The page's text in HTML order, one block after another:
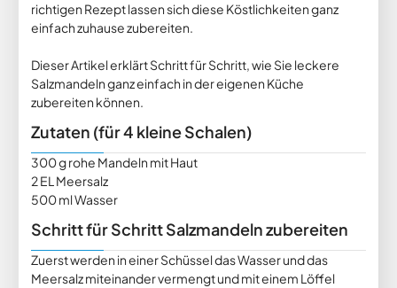
richtigen Rezept lassen sich diese Köstlichkeiten ganz
einfach zuhause zubereiten.
Dieser Artikel erklärt Schritt für Schritt, wie Sie leckere
Salzmandeln ganz einfach in der eigenen Küche
zubereiten können.
Zutaten (für 4 kleine Schalen)
300 g rohe Mandeln mit Haut
2 EL Meersalz
500 ml Wasser
Schritt für Schritt Salzmandeln zubereiten
Zuerst werden in einer Schüssel das Wasser und das
Meersalz miteinander vermengt und mit einem Löffel